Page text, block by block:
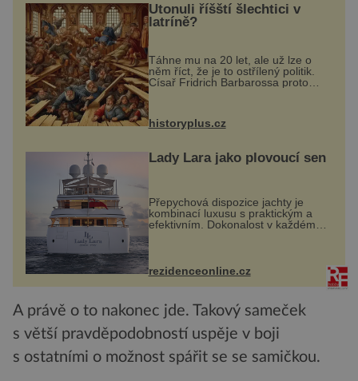
Utonuli říšští šlechtici v
latríně?
Táhne mu na 20 let, ale už lze o
něm říct, že je to ostřílený politik.
Císař Fridrich Barbarossa proto
posílá svého syna a dědice
Jindřicha VI. do Erfurtu, aby se stal
prostředníkem při řešení sporu m...
historyplus.cz
Lady Lara jako plovoucí sen
Přepychová dispozice jachty je
kombinací luxusu s praktickým a
efektivním. Dokonalost v každém
detailu představuje značka Fendi
Casa, kterou byly vybaveny její
paluby. Monacký přístav nabízí
každoročn...
rezidenceonline.cz
A právě o to nakonec jde. Takový sameček
s větší pravděpodobností uspěje v boji
s ostatními o možnost spářit se se samičkou.